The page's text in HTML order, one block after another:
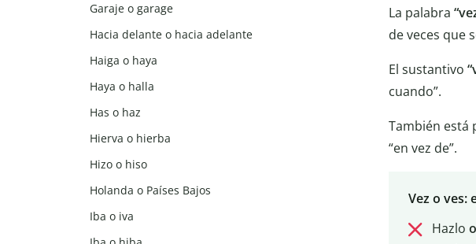
La palabra
de veces que
El sustantivo
cuando”.
También está
“en vez de”.
Vez o ves:
Hazlo
Garaje o garage
Hacia delante o hacia adelante
Haiga o haya
Haya o halla
Has o haz
Hierva o hierba
Hizo o hiso
Holanda o Países Bajos
Iba o iva